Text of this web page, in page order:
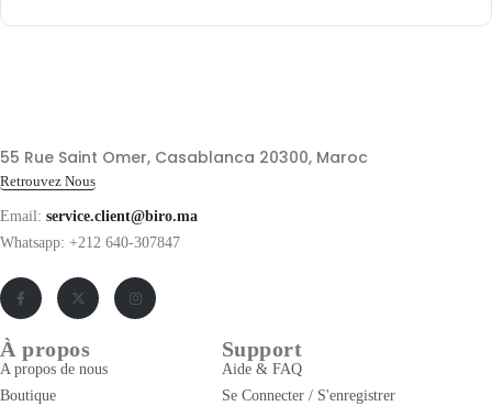
55 Rue Saint Omer, Casablanca 20300, Maroc
Retrouvez Nous
Email: service.client@biro.ma
Whatsapp: +212 640-307847
À propos
A propos de nous
Boutique
Support
Aide & FAQ
Se Connecter / S'enregistrer